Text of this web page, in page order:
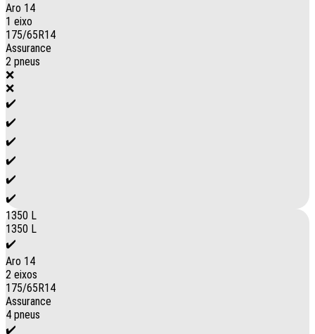
Aro 14
1 eixo
175/65R14
Assurance
2 pneus
❌
❌
✔️
✔️
✔️
✔️
✔️
✔️
1350 L
1350 L
✔️
Aro 14
2 eixos
175/65R14
Assurance
4 pneus
✔️